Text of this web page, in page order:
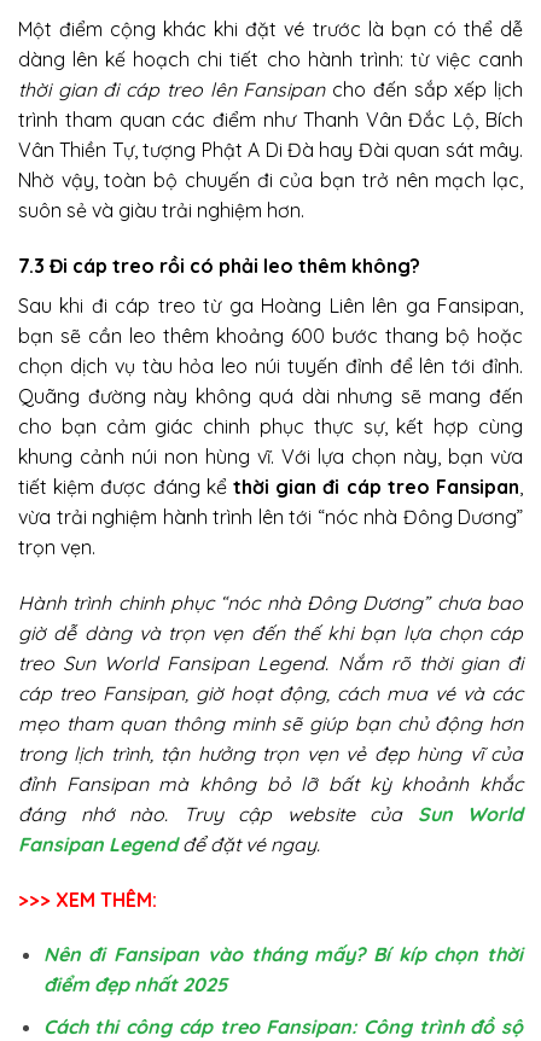
Một điểm cộng khác khi đặt vé trước là bạn có thể dễ
dàng lên kế hoạch chi tiết cho hành trình: từ việc canh
thời gian đi cáp treo lên Fansipancho đến sắp xếp lịch
trình tham quan các điểm như Thanh Vân Đắc Lộ, Bích
Vân Thiền Tự, tượng Phật A Di Đà hay Đài quan sát mây.
Nhờ vậy, toàn bộ chuyến đi của bạn trở nên mạch lạc,
suôn sẻ và giàu trải nghiệm hơn.
7.3 Đi cáp treo rồi có phải leo thêm không?
Sau khi đi cáp treo từ ga Hoàng Liên lên ga Fansipan,
bạn sẽ cần leo thêm khoảng 600 bước thang bộ hoặc
chọn dịch vụ tàu hỏa leo núi tuyến đỉnh để lên tới đỉnh.
Quãng đường này không quá dài nhưng sẽ mang đến
cho bạn cảm giác chinh phục thực sự, kết hợp cùng
khung cảnh núi non hùng vĩ. Với lựa chọn này, bạn vừa
tiết kiệm được đáng kể thời gian đi cáp treo Fansipan
vừa trải nghiệm hành trình lên tới “nóc nhà Đông Dương”
trọn vẹn.
Hành trình chinh phục “nóc nhà Đông Dương” chưa bao
giờ dễ dàng và trọn vẹn đến thế khi bạn lựa chọn cáp
treo Sun World Fansipan Legend. Nắm rõ thời gian đi
cáp treo Fansipan, giờ hoạt động, cách mua vé và các
mẹo tham quan thông minh sẽ giúp bạn chủ động hơn
trong lịch trình, tận hưởng trọn vẹn vẻ đẹp hùng vĩ của
đỉnh Fansipan mà không bỏ lỡ bất kỳ khoảnh khắc
đáng nhớ nào. Truy cập website của Sun World
Fansipan Legendđể đặt vé ngay.
>>> XEM THÊM:
Nên đi Fansipan vào tháng mấy? Bí kíp chọn thời
điểm đẹp nhất 2025
Cách thi công cáp treo Fansipan: Công trình đồ sộ